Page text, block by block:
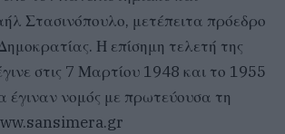
Στασινόπουλο, μετέπειτα πρόεδρο
Η επίσημη τελετή της
στις 7 Μαρτίου 1948 και το 1955
νομός με πρωτεύουσα τη